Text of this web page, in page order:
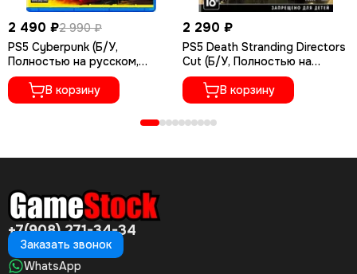
2 490 ₽2 990 ₽
PS5 Cyberpunk (Б/У,
Полностью на русском,
PPSA-04027)
В корзину
2 290 ₽
PS5 Death Stranding Directors
Cut (Б/У, Полностью на
русском языке, PPSA-01968)
В корзину
+7(908) 271-34-34
Заказать звонок
WhatsApp